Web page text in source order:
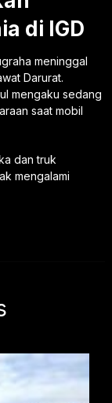
di IGD
meninggal
Darurat.
mengaku sedang
saat mobil
dan truk
mengalami